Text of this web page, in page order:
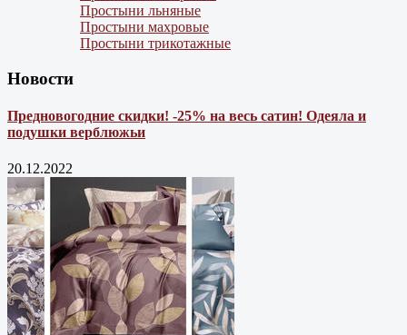
Простыни льняные
Простыни махровые
Простыни трикотажные
Новости
Предновогодние скидки! -25% на весь сатин! Одеяла и
подушки верблюжьи
20.12.2022